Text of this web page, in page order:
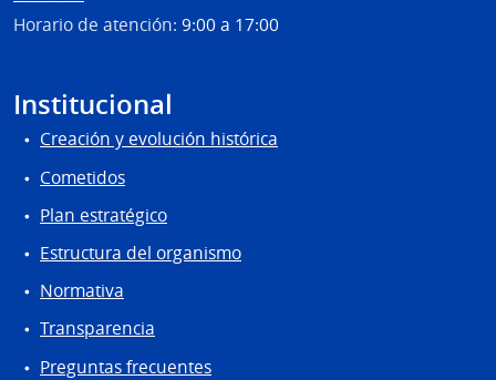
Horario de atención: 9:00 a 17:00
Institucional
Creación y evolución histórica
Cometidos
Plan estratégico
Estructura del organismo
Normativa
Transparencia
Preguntas frecuentes